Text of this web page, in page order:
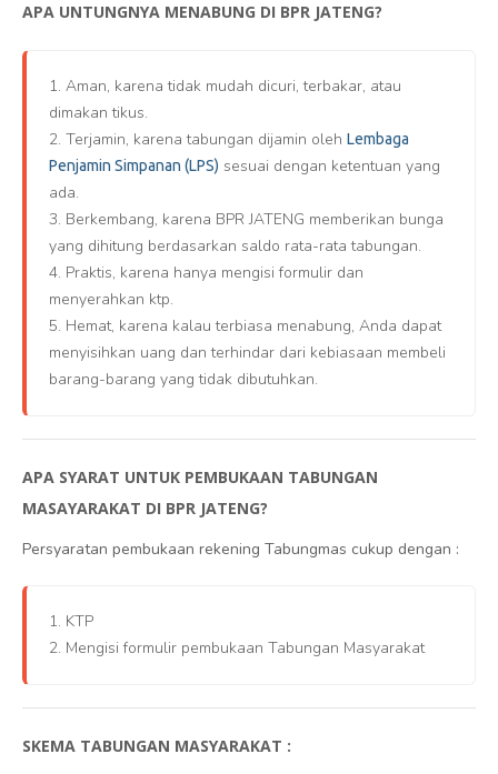
APA UNTUNGNYA MENABUNG DI BPR JATENG?
1. Aman, karena tidak mudah dicuri, terbakar, atau
dimakan tikus.
2. Terjamin, karena tabungan dijamin oleh Lembaga
Penjamin Simpanan (LPS) sesuai dengan ketentuan yang
ada.
3. Berkembang, karena BPR JATENG memberikan bunga
yang dihitung berdasarkan saldo rata-rata tabungan.
4. Praktis, karena hanya mengisi formulir dan
menyerahkan ktp.
5. Hemat, karena kalau terbiasa menabung, Anda dapat
menyisihkan uang dan terhindar dari kebiasaan membeli
barang-barang yang tidak dibutuhkan.
APA SYARAT UNTUK PEMBUKAAN TABUNGAN
MASAYARAKAT DI BPR JATENG?
Persyaratan pembukaan rekening Tabungmas cukup dengan :
1. KTP
2. Mengisi formulir pembukaan Tabungan Masyarakat
SKEMA TABUNGAN MASYARAKAT :